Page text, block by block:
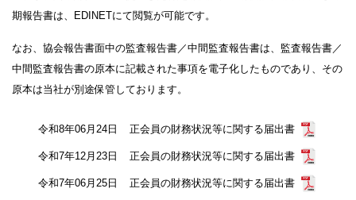
期報告書は、EDINETにて閲覧が可能です。
なお、協会報告書面中の監査報告書／中間監査報告書は、監査報告書／
中間監査報告書の原本に記載された事項を電子化したものであり、その
原本は当社が別途保管しております。
令和8年06月24日 正会員の財務状況等に関する届出書
令和7年12月23日 正会員の財務状況等に関する届出書
令和7年06月25日 正会員の財務状況等に関する届出書